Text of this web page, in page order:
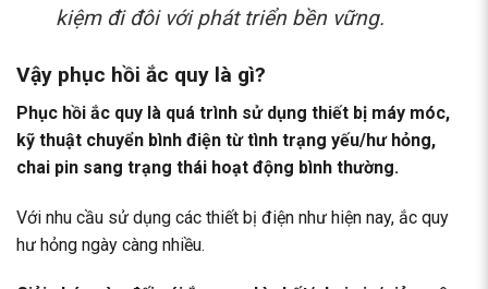
kiệm đi đôi với phát triển bền vững.
Vậy phục hồi ắc quy là gì?
Phục hồi ắc quy là quá trình sử dụng thiết bị máy móc,
kỹ thuật chuyển bình điện từ tình trạng yếu/hư hỏng,
chai pin sang trạng thái hoạt động bình thường.
Với nhu cầu sử dụng các thiết bị điện như hiện nay, ắc quy
hư hỏng ngày càng nhiều.